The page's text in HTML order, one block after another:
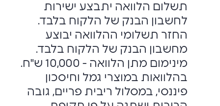
תשלום הלוואה יתבצע ישירות
לחשבון הבנק של הלקוח בלבד.
החזר תשלומי ההלוואה יבוצע
מחשבון הבנק של הלקוח בלבד.
מינימום מתן הלוואה - 10,000 ש"ח.
בהלוואות במוצרי גמל וחיסכון
פיננסי, במסלול ריבית פריים, גובה